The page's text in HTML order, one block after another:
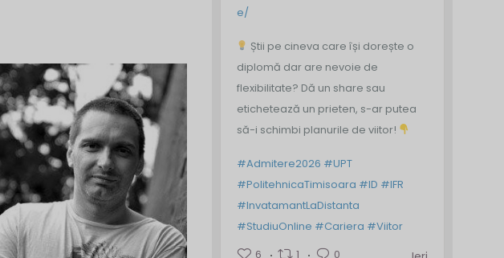
e/
Știi pe cineva care își dorește o
diplomă dar are nevoie de
flexibilitate? Dă un share sau
etichetează un prieten, s-ar putea
să-i schimbi planurile de viitor!
#Admitere2026 #UPT
#PolitehnicaTimisoara #ID #IFR
#InvatamantLaDistanta
#StudiuOnline #Cariera #Viitor
6
1 0